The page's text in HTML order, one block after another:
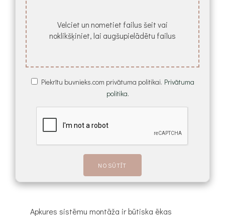
Velciet un nometiet failus šeit vai
noklikšķiniet, lai augšupielādētu failus
Piekrītu buvnieks.com privātuma politikai. Privātuma
politika.
Apkures sistēmu montāža ir būtiska ēkas